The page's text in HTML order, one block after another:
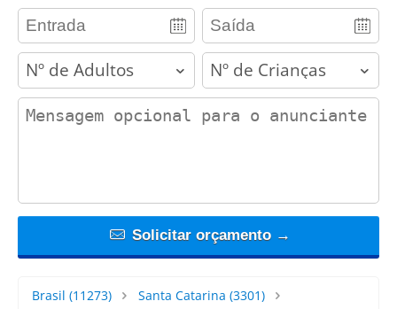
adults children
contact_message
Solicitar orçamento →
Brasil (11273) Santa Catarina (3301)